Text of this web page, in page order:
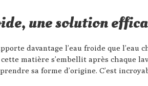
une solution
davantage l’eau froide que l’eau
matière s’embellit après chaque
sa forme d’origine. C’est